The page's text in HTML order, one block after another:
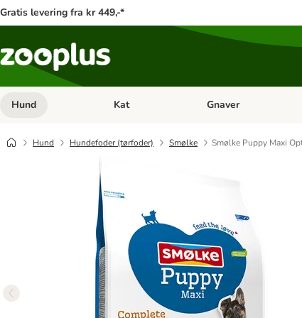
Gratis levering fra kr 449,-*
Hund Åben kategori menu: Hund
Kat Åben kategori menu: Kat
Gnaver
Hund Hundefoder (tørfoder) Smølke Smølke Puppy Maxi